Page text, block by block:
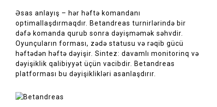
Əsas anlayış – hər həftə komandanı
optimallaşdırmaqdır. Betandreas turnirlərində bir
dəfə komanda qurub sonra dəyişməmək səhvdir.
Oyunçuların forması, zədə statusu və rəqib gücü
həftədən həftə dəyişir. Sintez: davamlı monitorinq və
dəyişiklik qalibiyyət üçün vacibdir. Betandreas
platforması bu dəyişiklikləri asanlaşdırır.